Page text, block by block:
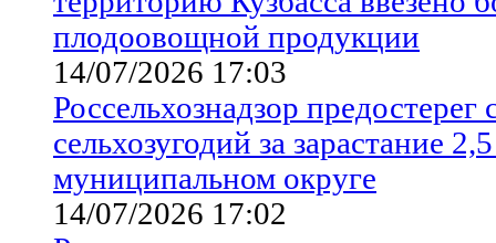
плодоовощной продукции
14/07/2026 17:03
Россельхознадзор предостерег
сельхозугодий за зарастание
муниципальном округе
14/07/2026 17:02